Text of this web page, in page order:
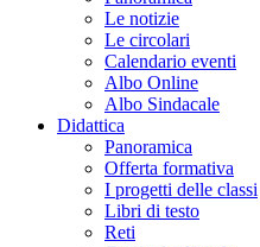
Le notizie
Le circolari
Calendario eventi
Albo Online
Albo Sindacale
Didattica
Panoramica
Offerta formativa
I progetti delle classi
Libri di testo
Reti